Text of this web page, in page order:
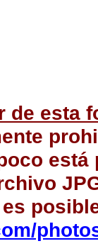
de esta